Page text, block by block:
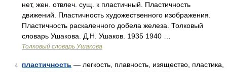
нет, жен. отвлеч. сущ. к пластичный. Пластичность
движений. Пластичность художественного изображения.
Пластичность раскаленного добела железа. Толковый
словарь Ушакова. Д.Н. Ушаков. 1935 1940 …
Толковый словарь Ушакова
4 пластичность — легкость, плавность, изящество, пластика,